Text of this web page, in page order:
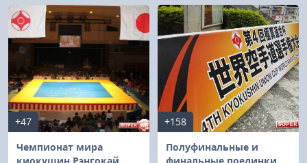
+47
Чемпионат мира
киокушин Рэнгокай,
+158
Полуфинальные и
финальные поединки